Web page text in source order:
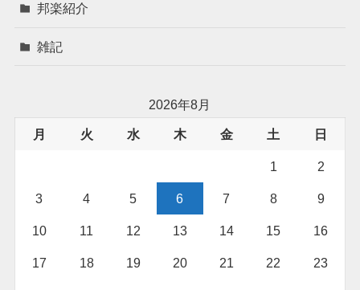
邦楽紹介
雑記
2026年8月
月 火 水 木 金 土 日
1 2
3 4 5 6 7 8 9
10 11 12 13 14 15 16
17 18 19 20 21 22 23